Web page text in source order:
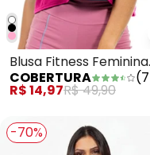
Blusa Fitness Feminina
Rosa
COBERTURA (7
R$ 14,97R$ 49,90
-70%